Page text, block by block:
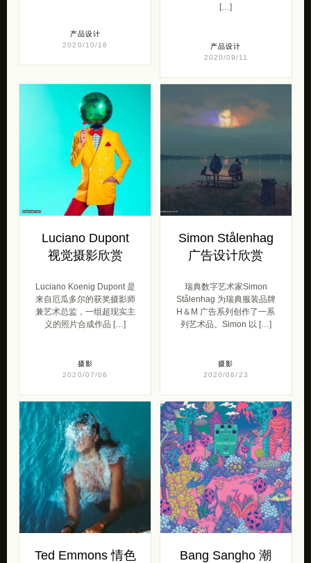
产品设计
2020/10/16
[…]
产品设计
2020/09/11
Luciano Dupont
视觉摄影欣赏
Luciano Koenig Dupont 是
来自厄瓜多尔的获奖摄影师
兼艺术总监，一组超现实主
义的照片合成作品 […]
摄影
2020/07/06
Simon Stålenhag
广告设计欣赏
瑞典数字艺术家Simon
Stålenhag 为瑞典服装品牌
H＆M 广告系列创作了一系
列艺术品。Simon 以 […]
摄影
2020/06/23
Ted Emmons 情色
Bang Sangho 潮